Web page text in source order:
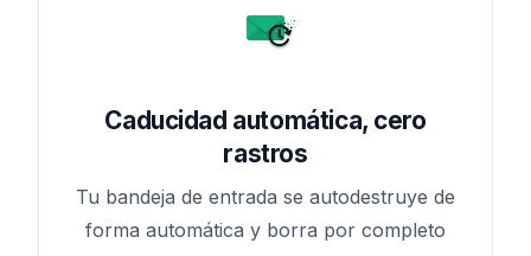
Caducidad automática, cero
rastros
Tu bandeja de entrada se autodestruye de
forma automática y borra por completo